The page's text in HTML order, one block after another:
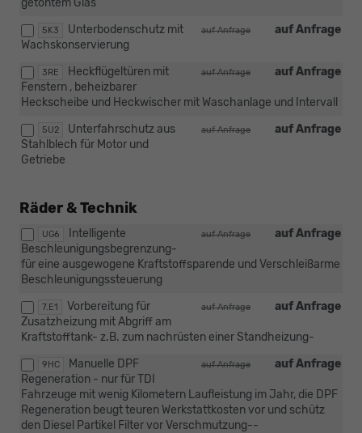
5K3 auf Anfrage
auf Anfrage
Unterbodenschutz mit
Wachskonservierung
3RE auf Anfrage
auf Anfrage
Heckflügeltüren mit
Fenstern , beheizbarer
Heckscheibe und Heckwischer mit Waschanlage und Intervall
5U2 auf Anfrage
auf Anfrage
Unterfahrschutz aus
Stahlblech für Motor und
Getriebe
Räder & Technik
UG6 auf Anfrage
auf Anfrage
Intelligente
Beschleunigungsbegrenzung-
für eine ausgewogene Kraftstoffsparende und Verschleißarme
Beschleunigungssteuerung
7.E1 auf Anfrage
auf Anfrage
Vorbereitung für
Zusatzheizung mit Abgriff am
Kraftstofftank- z.B. zum nachrüsten einer Standheizung-
9HC auf Anfrage
auf Anfrage
Manuelle DPF
Regeneration - nur für TDI
Fahrzeuge mit wenig Kilometern Laufleistung im Jahr, die DPF
Regeneration beugt teuren Werkstattkosten vor und schütz
den Diesel Partikel Filter vor Verschmutzung--